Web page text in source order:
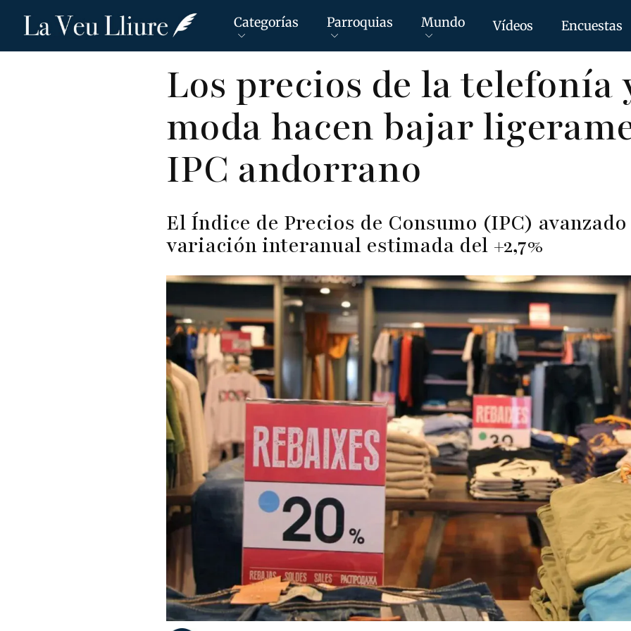
Pasar
Categorías Parroquias Mundo Vídeos Encuestas
Los precios de la telefonía
moda hacen bajar
IPC andorrano
El Índice de Precios de Consumo (IPC)
variación interanual estimada del +2,7%